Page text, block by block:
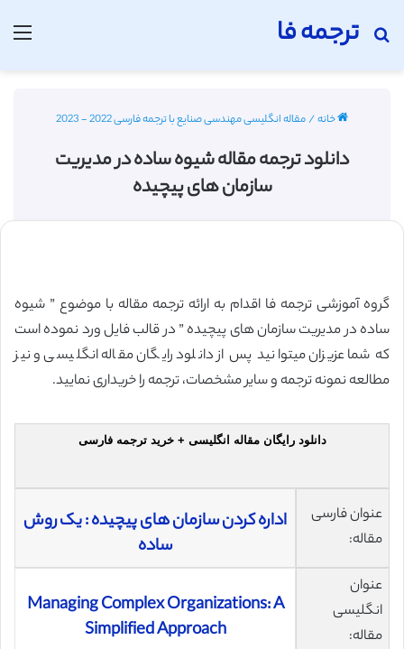
ترجمه فا
جستجو برای
خانه/مقاله انگلیسی مهندسی صنایع با ترجمه فارسی 2022 - 2023
دانلود ترجمه مقاله شیوه ساده در مدیریت
سازمان های پیچیده
گروه آموزشی ترجمه فا اقدام به ارائه ترجمه مقاله با موضوع ” شیوه
ساده در مدیریت سازمان های پیچیده ” در قالب فایل ورد نموده است
که شما عزیزان میتوانید پس از دانلود رایگان مقاله انگلیسی و نیز
مطالعه نمونه ترجمه و سایر مشخصات، ترجمه را خریداری نمایید.
دانلود رایگان مقاله انگلیسی + خرید ترجمه فارسی
عنوان فارسی
مقاله:
اداره کردن سازمان های پیچیده : یک روش
ساده
عنوان
انگلیسی
مقاله:
Managing Complex Organizations: A
Simplified Approach